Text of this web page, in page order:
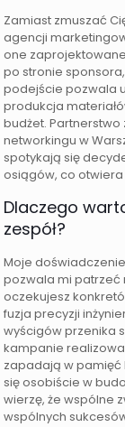
Zamiast zmuszać
agencji
one
po stronie
podejście pozwala
produkcja
budżet.
networkingu w
spotykają się
osiągów, co otwiera
Dlaczego
zespół?
Moje
pozwala mi patrzeć
oczekujesz
fuzja precyzji
wyścigów przenika
kampanie
zapadają w pamięć
się osobiście w
wierzę, że wspólne
wspólnych